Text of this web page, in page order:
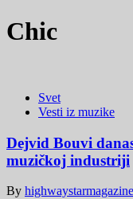
Chic
Svet
Vesti iz muzike
Dejvid Bouvi
muzičkoj industriji
By